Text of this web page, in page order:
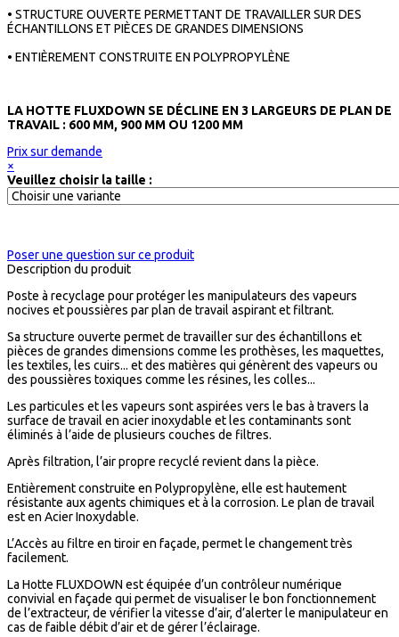
• STRUCTURE OUVERTE PERMETTANT DE TRAVAILLER SUR DES
ÉCHANTILLONS ET PIÈCES DE GRANDES DIMENSIONS
• ENTIÈREMENT CONSTRUITE EN POLYPROPYLÈNE
LA HOTTE FLUXDOWN SE DÉCLINE EN 3 LARGEURS DE PLAN DE
TRAVAIL : 600 MM, 900 MM OU 1200 MM
Prix sur demande
×
Veuillez choisir la taille :
Poser une question sur ce produit
Description du produit
Poste à recyclage pour protéger les manipulateurs des vapeurs
nocives et poussières par plan de travail aspirant et filtrant.
Sa structure ouverte permet de travailler sur des échantillons et
pièces de grandes dimensions comme les prothèses, les maquettes,
les textiles, les cuirs... et des matières qui génèrent des vapeurs ou
des poussières toxiques comme les résines, les colles...
Les particules et les vapeurs sont aspirées vers le bas à travers la
surface de travail en acier inoxydable et les contaminants sont
éliminés à l’aide de plusieurs couches de filtres.
Après filtration, l’air propre recyclé revient dans la pièce.
Entièrement construite en Polypropylène, elle est hautement
résistante aux agents chimiques et à la corrosion. Le plan de travail
est en Acier Inoxydable.
L’Accès au filtre en tiroir en façade, permet le changement très
facilement.
La Hotte FLUXDOWN est équipée d’un contrôleur numérique
convivial en façade qui permet de visualiser le bon fonctionnement
de l’extracteur, de vérifier la vitesse d’air, d’alerter le manipulateur en
cas de faible débit d’air et de gérer l’éclairage.